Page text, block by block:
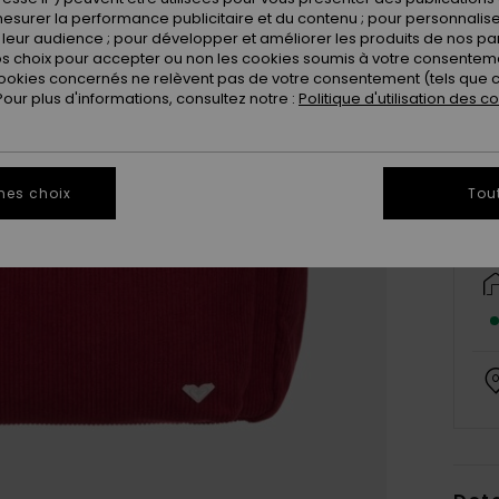
la performance publicitaire et du contenu ; pour
audience ; pour développer et améliorer les produits de nos
choix pour accepter ou non les cookies soumis à votre
concernés ne relèvent pas de votre consentement (tels que
plus d'informations, consultez notre : Politique d'utilisation des
choix